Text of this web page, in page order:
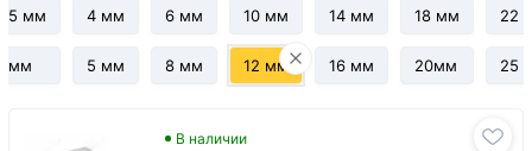
мм
мм
4 мм
5 мм
6 мм
8 мм
10 мм
12 мм
14 мм
16 мм
18 мм
20мм
22
25
В наличии